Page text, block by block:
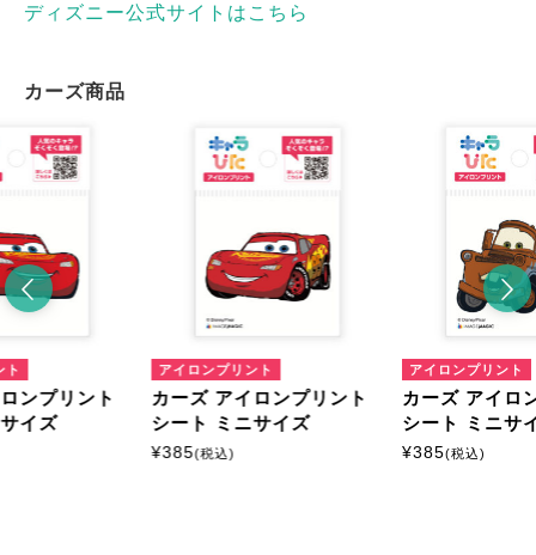
ディズニー公式サイトはこちら
カーズ商品
ト
ンプリント
イズ
アイロンプリント
カーズ アイロンプリント
シート ミニサイズ
¥385(税込)
アイロンプリント
カーズ アイロ
シート ミニサ
¥385(税込)